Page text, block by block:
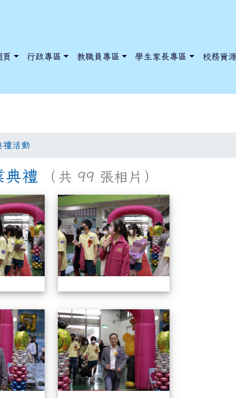
頁 行政專區 教職員專區 學生家長專區 校務資源
禮活動
典禮 （共 99 張相片）
114年畢業典禮
114年畢業典禮 114年畢業典禮
index.php?nsn=5425
NoExamImitate_TL/NoExamImitateHome/Page/Public/
NoExamImitate_TL/NoExamImitateHome/Page/Public/
g7OisECve/
g7OisECve/
ㄅㄅlink to https://docs.go114適性入學講綱 ogle.com/